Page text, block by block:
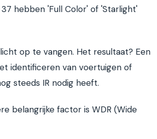
hebben 'Full Color' of 'Starlight'
op te vangen. Het resultaat? Een
identificeren van voertuigen of
steeds IR nodig heeft.
belangrijke factor is WDR (Wide